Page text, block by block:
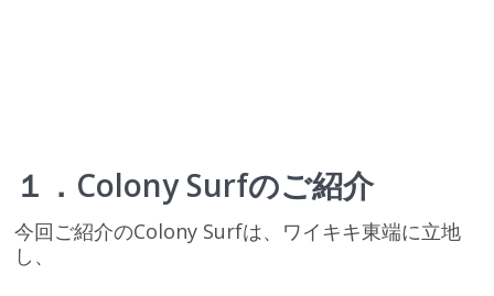
１．Colony Surfのご紹介
今回ご紹介のColony Surfは、ワイキキ東端に立地
し、